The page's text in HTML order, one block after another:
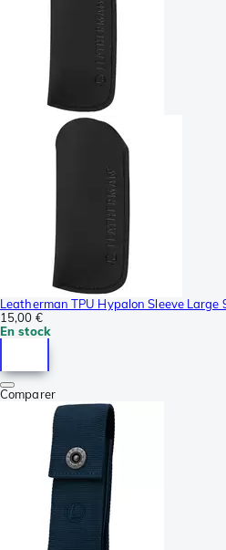
Leatherman TPU Hypalon Sleeve
15,00 €
En stock
Comparer